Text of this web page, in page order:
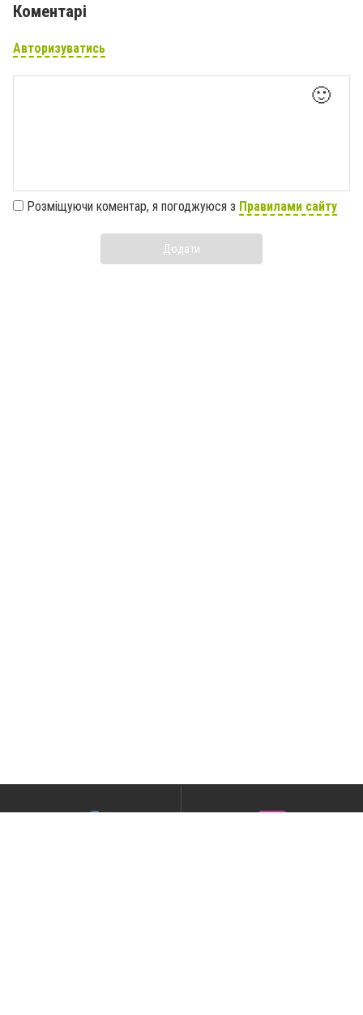
Коментарі
Авторизуватись
🙂
Розміщуючи коментар, я погоджуюся з Правилами сайту
Додати